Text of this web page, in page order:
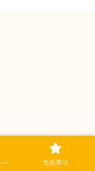
ー 免責事項